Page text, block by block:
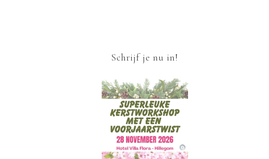
Schrijf je nu in!